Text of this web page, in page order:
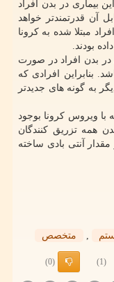
در بدن افراد
آن قدرتمندتر خواهد
افراد مبتلا شده به کرونا
بودند.
در بدن افراد در صورت
بنابراین افرادی که
به گونه های جدیدتر
با ویروس کرونا بوجود
همه تزریق کنندگان
آنتی بادی ساخته
متخصص
(1)
(0)